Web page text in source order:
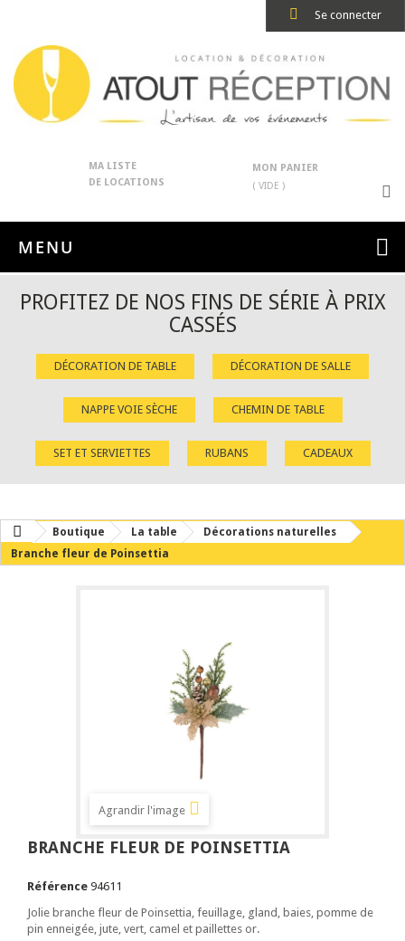
Se connecter
MA LISTE
DE LOCATIONS
MON PANIER
( VIDE )
MENU
PROFITEZ DE NOS FINS DE SÉRIE À PRIX
CASSÉS
DÉCORATION DE TABLE DÉCORATION DE SALLE
NAPPE VOIE SÈCHE CHEMIN DE TABLE
SET ET SERVIETTES RUBANS CADEAUX
Boutique La table
Décorations naturelles
Branche fleur de Poinsettia
Agrandir l'image
BRANCHE FLEUR DE POINSETTIA
Référence 94611
Jolie branche fleur de Poinsettia, feuillage, gland, baies, pomme de
pin enneigée, jute, vert, camel et paillettes or.